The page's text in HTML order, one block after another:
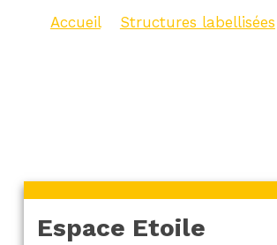
Accueil> Structures labellisées
Espace Etoile